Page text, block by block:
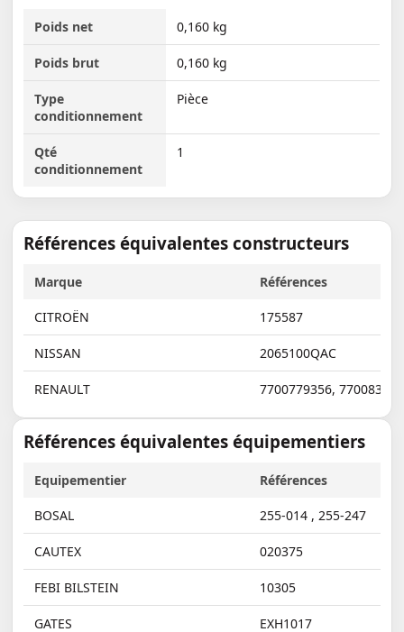
Poids net 0,160 kg
Poids brut 0,160 kg
Type
conditionnement
Pièce
Qté
conditionnement
1
Références équivalentes constructeurs
Marque Références
CITROËN 175587
NISSAN 2065100QAC
RENAULT 7700779356,
Références équivalentes équipementiers
Equipementier Références
BOSAL 255-014 ,255-247
CAUTEX 020375
FEBI BILSTEIN 10305
GATES EXH1017